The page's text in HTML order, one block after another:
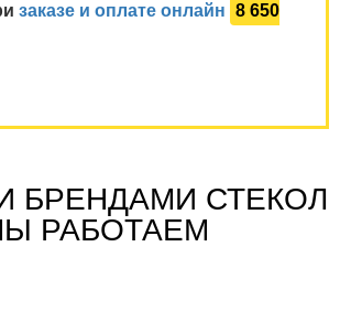
заказе и оплате онлайн 8 650
БРЕНДАМИ СТЕКОЛ
РАБОТАЕМ